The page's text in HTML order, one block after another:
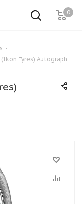
0
-
(Ikon Tyres) Autograph